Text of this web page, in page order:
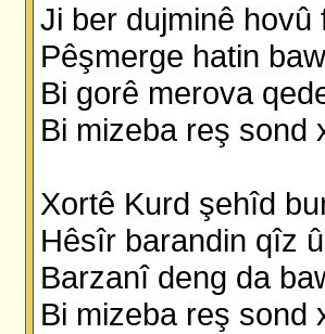
Ji ber dujminê hovû
Pêşmerge hatin
Bi gorê merova
Bi mizeba reş sond
Xortê Kurd şehîd
Hêsîr barandin qîz
Barzanî deng da
Bi mizeba reş sond